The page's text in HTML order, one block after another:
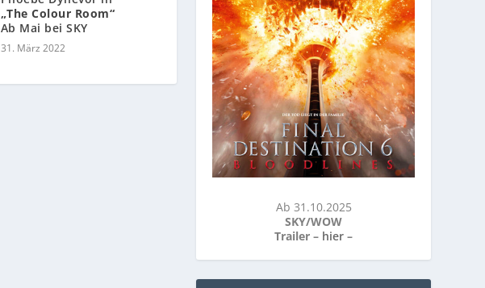
„The Colour Room“
Ab Mai bei SKY
31. März 2022
Ab 31.10.2025
SKY/WOW
Trailer – hier–